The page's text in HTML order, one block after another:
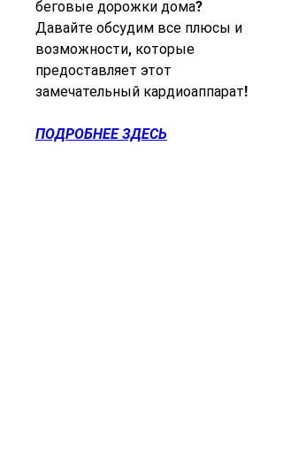
беговые дорожки дома?
Давайте обсудим все плюсы и
возможности, которые
предоставляет этот
замечательный кардиоаппарат!
ПОДРОБНЕЕ ЗДЕСЬ